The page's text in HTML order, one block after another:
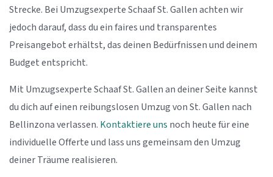
Strecke. Bei Umzugsexperte Schaaf St. Gallen achten wir
jedoch darauf, dass du ein faires und transparentes
Preisangebot erhältst, das deinen Bedürfnissen und deinem
Budget entspricht.
Mit Umzugsexperte Schaaf St. Gallen an deiner Seite kannst
du dich auf einen reibungslosen Umzug von St. Gallen nach
Bellinzona verlassen. Kontaktiere uns noch heute für eine
individuelle Offerte und lass uns gemeinsam den Umzug
deiner Träume realisieren.